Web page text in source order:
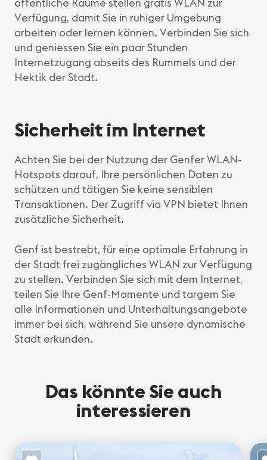
Verfügung, damit Sie in ruhiger Umgebung
arbeiten oder lernen können. Verbinden Sie sich
und geniessen Sie ein paar Stunden
Internetzugang abseits des Rummels und der
Hektik der Stadt.
Sicherheit im Internet
Achten Sie bei der Nutzung der Genfer WLAN-
Hotspots darauf, Ihre persönlichen Daten zu
schützen und tätigen Sie keine sensiblen
Transaktionen. Der Zugriff via VPN bietet Ihnen
zusätzliche Sicherheit.
Genf ist bestrebt, für eine optimale Erfahrung in
der Stadt frei zugängliches WLAN zur Verfügung
zu stellen. Verbinden Sie sich mit dem Internet,
teilen Sie Ihre Genf-Momente und targem Sie
alle Informationen und Unterhaltungsangebote
immer bei sich, während Sie unsere dynamische
Stadt erkunden.
Das könnte Sie auch
interessieren